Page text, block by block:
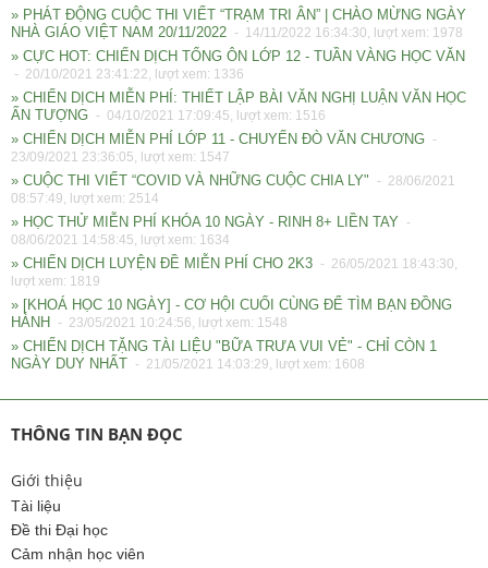
» PHÁT ĐỘNG CUỘC THI VIẾT “TRẠM TRI ÂN” | CHÀO MỪNG NGÀY
NHÀ GIÁO VIỆT NAM 20/11/2022 - 14/11/2022 16:34:30, lượt xem: 1978
» CỰC HOT: CHIẾN DỊCH TỔNG ÔN LỚP 12 - TUẦN VÀNG HỌC VĂN
- 20/10/2021 23:41:22, lượt xem: 1336
» CHIẾN DỊCH MIỄN PHÍ: THIẾT LẬP BÀI VĂN NGHỊ LUẬN VĂN HỌC
ẤN TƯỢNG - 04/10/2021 17:09:45, lượt xem: 1516
» CHIẾN DỊCH MIỄN PHÍ LỚP 11 - CHUYẾN ĐÒ VĂN CHƯƠNG -
23/09/2021 23:36:05, lượt xem: 1547
» CUỘC THI VIẾT “COVID VÀ NHỮNG CUỘC CHIA LY"
- 28/06/2021
08:57:49, lượt xem: 2514
» HỌC THỬ MIỄN PHÍ KHÓA 10 NGÀY - RINH 8+ LIỀN TAY
-
08/06/2021 14:58:45, lượt xem: 1634
» CHIẾN DỊCH LUYỆN ĐỀ MIỄN PHÍ CHO 2K3 - 26/05/2021 18:43:30,
lượt xem: 1819
» [KHOÁ HỌC 10 NGÀY] - CƠ HỘI CUỐI CÙNG ĐỂ TÌM BẠN ĐỒNG
HÀNH
- 23/05/2021 10:24:56, lượt xem: 1548
» CHIẾN DỊCH TẶNG TÀI LIỆU "BỮA TRƯA VUI VẺ" - CHỈ CÒN 1
NGÀY DUY NHẤT - 21/05/2021 14:03:29, lượt xem: 1608
THÔNG TIN BẠN ĐỌC
Giới thiệu
Tài liệu
Đề thi Đại học
Cảm nhận học viên